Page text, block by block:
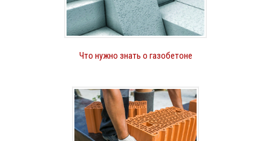
Что нужно знать о газобетоне